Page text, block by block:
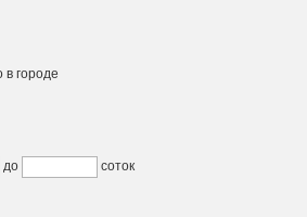
в городе
до соток